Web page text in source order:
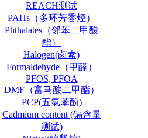
REACH测试
PAHs（多环芳香烃）
Phthalates（邻苯二甲酸
酯）
Halogen(卤素)
Formaldehyde（甲醛）
PFOS, PFOA
DMF（富马酸二甲酯）
PCP(五氯苯酚)
Cadmium content (镉含量
测试)